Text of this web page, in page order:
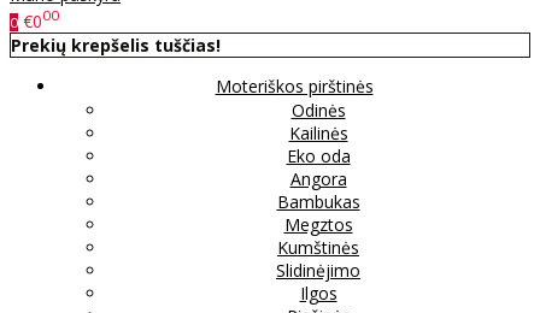
0 €000
Prekių krepšelis tuščias!
Moteriškos pirštinės
Odinės
Kailinės
Eko oda
Angora
Bambukas
Megztos
Kumštinės
Slidinėjimo
Ilgos